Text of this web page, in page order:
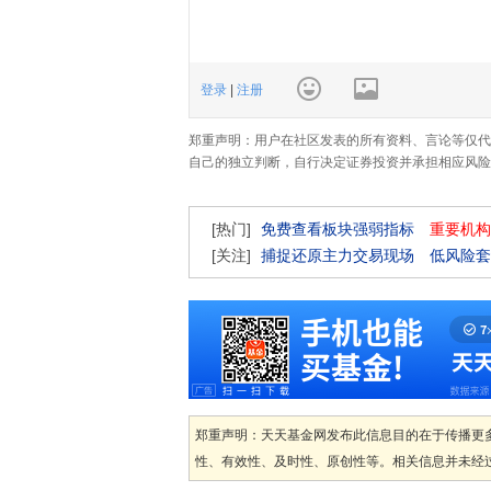
登录 注册
郑重声明：用户在社区发表的所有资料、言论等仅
自己的独立判断，自行决定证券投资并承担相应风
[热门] 免费查看板块强弱指标
重要机
[关注]
捕捉还原主力交易现场 低风险
郑重声明：天天基金网发布此信息目的在于传播
性、有效性、及时性、原创性等。相关信息并未